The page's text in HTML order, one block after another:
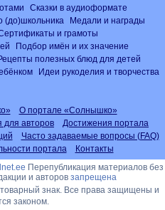
Сказки в аудиоформате
(до)школьника
Медали и награды
и грамоты
Подбор имён и их значение
полезных блюд для детей
Идеи рукоделия и творчества
О портале «Солнышко»
авторов
Достижения портала
Часто задаваемые вопросы (FAQ)
портала
Контакты
Перепубликация материалов без
и авторов запрещена
знак. Все права защищены и
законом.